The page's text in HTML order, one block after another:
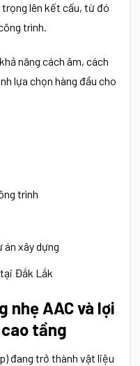
lên kết cấu, từ đó
trình.
năng cách âm, cách
lựa chọn hàng đầu cho
trình
án xây dựng
Đắk Lắk
nhẹ AAC và lợi
tầng
đang trở thành vật liệu